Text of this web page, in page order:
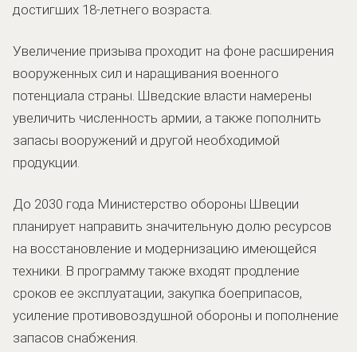
достигших 18-летнего возраста.
Увеличение призыва проходит на фоне расширения
вооруженных сил и наращивания военного
потенциала страны. Шведские власти намерены
увеличить численность армии, а также пополнить
запасы вооружений и другой необходимой
продукции.
До 2030 года Министерство обороны Швеции
планирует направить значительную долю ресурсов
на восстановление и модернизацию имеющейся
техники. В программу также входят продление
сроков ее эксплуатации, закупка боеприпасов,
усиление противовоздушной обороны и пополнение
запасов снабжения.